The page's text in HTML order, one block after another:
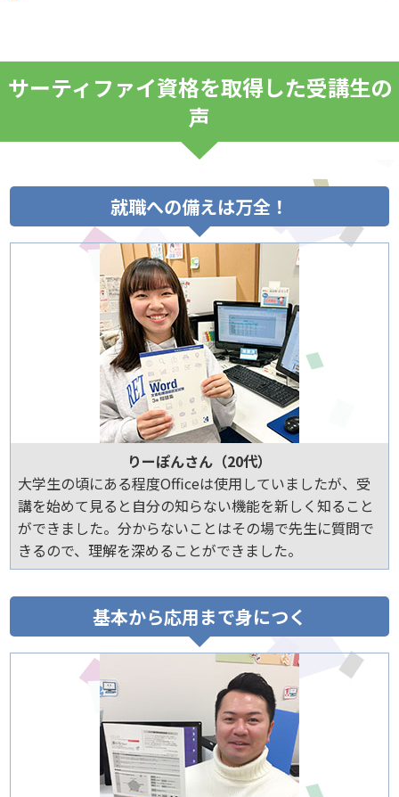
サーティファイ資格を取得した受講生の
声
就職への備えは万全！
りーぽんさん（20代）
大学生の頃にある程度Officeは使用していましたが、受
講を始めて見ると自分の知らない機能を新しく知ること
ができました。分からないことはその場で先生に質問で
きるので、理解を深めることができました。
基本から応用まで身につく